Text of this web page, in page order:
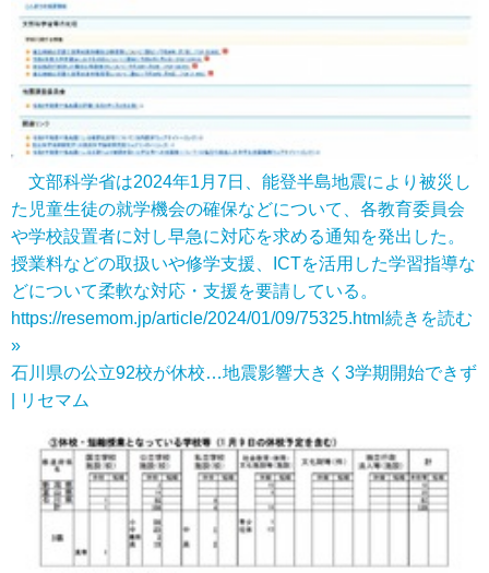
文部科学省は2024年1月7日、能登半島地震により被災し
た児童生徒の就学機会の確保などについて、各教育委員会
や学校設置者に対し早急に対応を求める通知を発出した。
授業料などの取扱いや修学支援、ICTを活用した学習指導な
どについて柔軟な対応・支援を要請している。
https://resemom.jp/article/2024/01/09/75325.html 続きを読む
»
石川県の公立92校が休校…地震影響大きく3学期開始できず
| リセマム